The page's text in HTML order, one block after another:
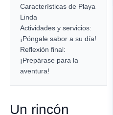
Características de Playa
Linda ️
Actividades y servicios:
¡Póngale sabor a su día!
Reflexión final:
¡Prepárase para la
aventura!
Un rincón